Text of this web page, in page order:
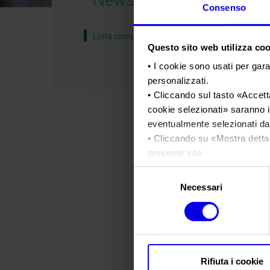
Consenso
Questo sito web utilizza
• I cookie sono usati per
personalizzati.
• Cliccando sul tasto «
cookie selezionati» saranno
eventualmente selezionati
• Cliccando su «Mostra
presente sito.
•Clicca quiper visualizzare
Necessari
Rifiuta i cookie
Lista completa